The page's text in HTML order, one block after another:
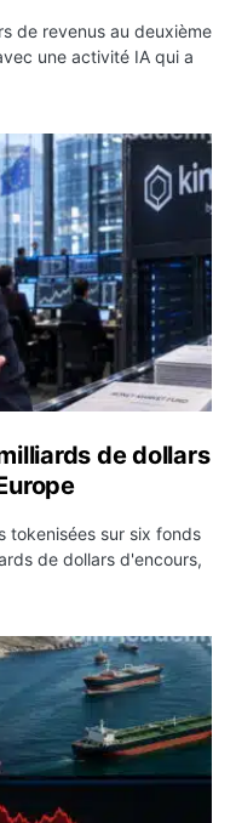
de revenus au deuxième
une activité IA qui a
de dollars de fonds
de dollars
tokenisées sur six fonds
de dollars d'encours,
dollars après